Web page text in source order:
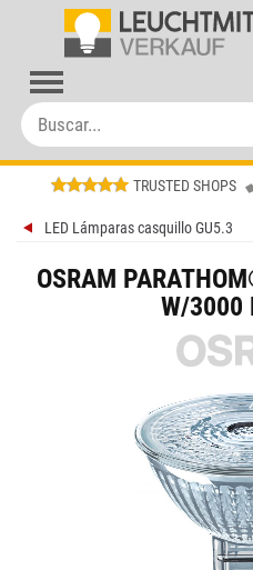
TRUSTED SHOPS
LED Lámparas casquillo GU5.3
OSRAM
W/3000